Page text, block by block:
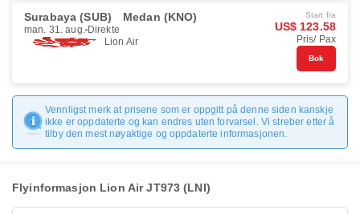
Surabaya (SUB) Medan (KNO)
man. 31. aug. Direkte
Lion Air
Start fra
US$ 123.58
Pris/ Pax
Bok
Vennligst merk at prisene som er oppgitt på denne siden kanskje
ikke er oppdaterte og kan endres uten forvarsel. Vi streber etter å
tilby den mest nøyaktige og oppdaterte informasjonen.
Flyinformasjon Lion Air JT973 (LNI)